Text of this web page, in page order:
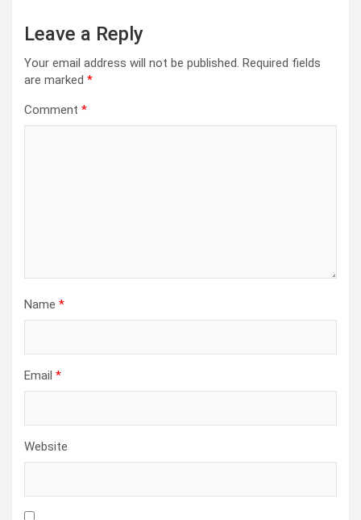
Leave a Reply
Your email address will not be published. Required fields
are marked *
Comment *
Name *
Email *
Website